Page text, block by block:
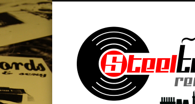
LABEL | MERCH | PRINT | DIY | FANZINE |
VimeoDribble LinkedIn